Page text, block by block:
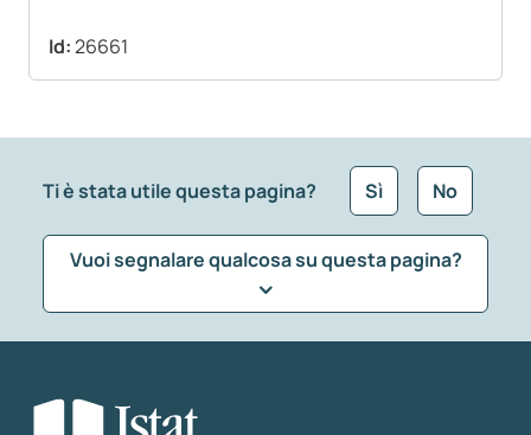
Id:26661
Ti è stata utile questa pagina? Sì No
Vuoi segnalare qualcosa su questa pagina?
Seleziona la tipologia della segnalazione